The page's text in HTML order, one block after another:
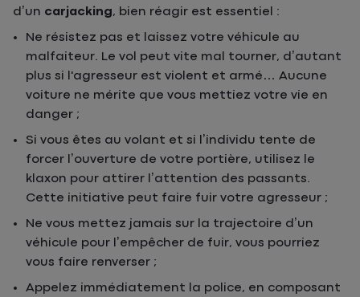
d’un carjacking, bien réagir est essentiel :
Ne résistez pas et laissez votre véhicule au
malfaiteur. Le vol peut vite mal tourner, d’autant
plus si l'agresseur est violent et armé… Aucune
voiture ne mérite que vous mettiez votre vie en
danger ;
Si vous êtes au volant et si l’individu tente de
forcer l’ouverture de votre portière, utilisez le
klaxon pour attirer l’attention des passants.
Cette initiative peut faire fuir votre agresseur ;
Ne vous mettez jamais sur la trajectoire d’un
véhicule pour l’empêcher de fuir, vous pourriez
vous faire renverser ;
Appelez immédiatement la police, en composant